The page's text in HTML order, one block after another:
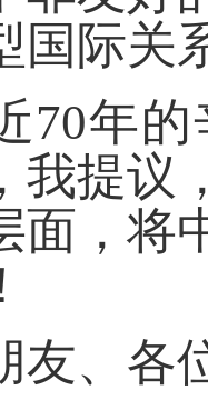
国际关
年的
我提议
面，将
、各